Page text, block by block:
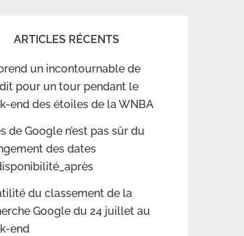
ARTICLES RÉCENTS
un incontournable de
pour un tour pendant le
end des étoiles de la WNBA
de Google n’est pas sûr du
des dates
du classement de la
Google du 24 juillet au
end